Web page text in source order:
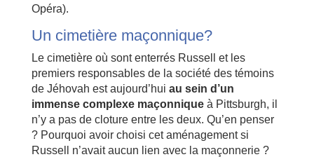
Opéra).
Un cimetière maçonnique?
Le cimetière où sont enterrés Russell et les
premiers responsables de la société des témoins
de Jéhovah est aujourd’hui au sein d’un
immense complexe maçonniqueà Pittsburgh, il
n’y a pas de cloture entre les deux. Qu’en penser
? Pourquoi avoir choisi cet aménagement si
Russell n’avait aucun lien avec la maçonnerie ?